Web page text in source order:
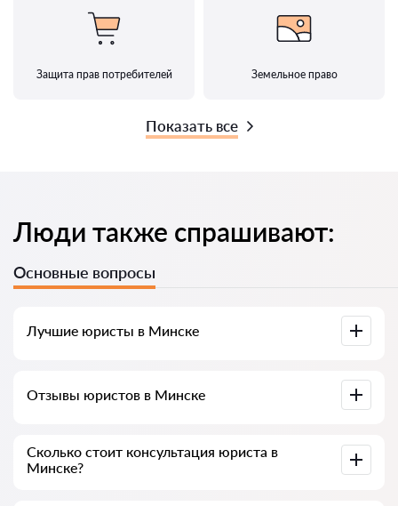
Защита прав потребителей Земельное право
Показать все
Люди также спрашивают:
Основные вопросы
Лучшие юристы в Минске
информацией. Цены, отзывы, номер телефона и адрес.
Отзывы юристов в Минске
мы не удаляем отрицательные отзывы и нет
возможности накрутить его.
Сколько стоит консультация юриста в
Минске?